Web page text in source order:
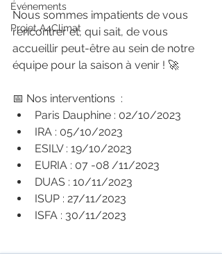
Événements
Projet A4Climat
Nous sommes impatients de vous
rencontrer et, qui sait, de vous
accueillir peut-être au sein de notre
équipe pour la saison à venir ! 🚀
📅 Nos interventions  :
Paris Dauphine : 02/10/2023
IRA : 05/10/2023
ESILV : 19/10/2023
EURIA : 07 -08 /11/2023
DUAS : 10/11/2023
ISUP : 27/11/2023
ISFA : 30/11/2023